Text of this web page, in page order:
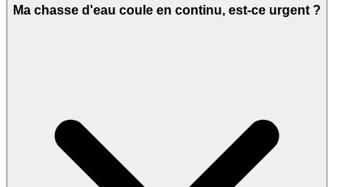
Ma chasse d'eau coule en continu, est-ce urgent ?